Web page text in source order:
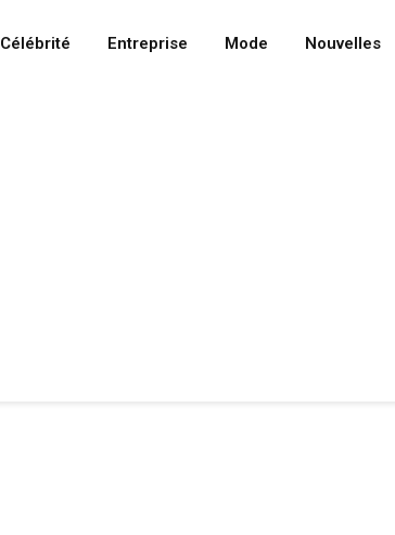
Célébrité Entreprise Mode Nouvelles